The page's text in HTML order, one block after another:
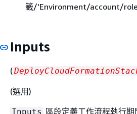
籤/'Environment/account/
Inputs
(
(選用)
Inputs 區段定義工作流程執行期